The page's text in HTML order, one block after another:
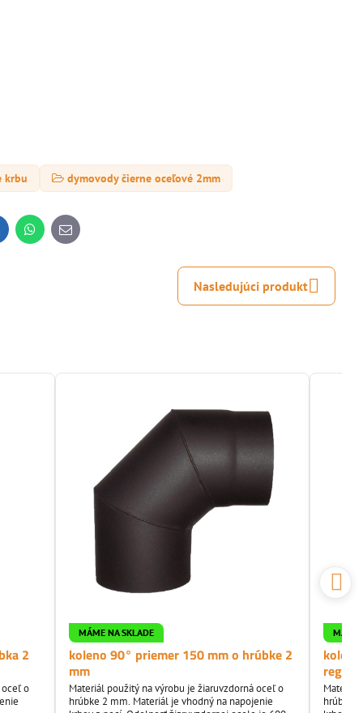
krbu dymovody čierne oceľové 2mm
WhatsApp
E-
mail
Nasledujúci produkt
2
oceľ o
MÁME NA SKLADE
koleno 90° priemer 150 mm o hrúbke 2
mm
Materiál použitý na výrobu je žiaruvzdorná oceľ o
hrúbke 2 mm. Materiál je vhodný na napojenie
MÁME
Materiál
hrúbke